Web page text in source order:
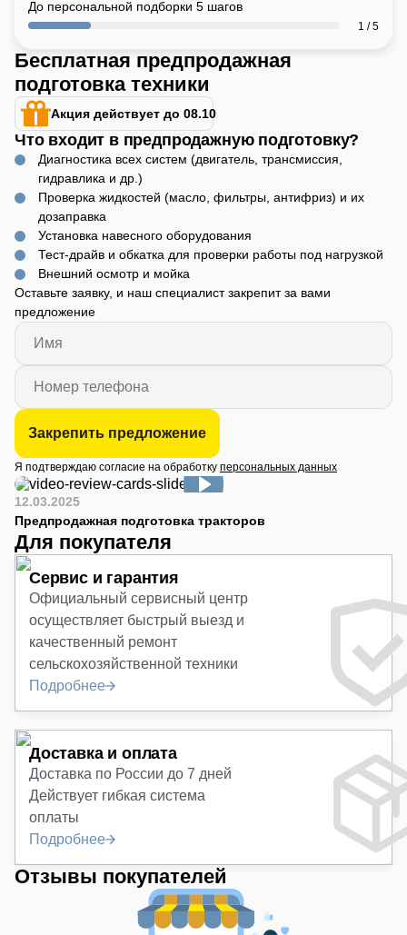
До персональной подборки 5 шагов
1 / 5
Бесплатная предпродажная
подготовка техники
Акция действует до 08.10
Что входит в предпродажную подготовку?
Диагностика всех систем (двигатель, трансмиссия,
гидравлика и др.)
Проверка жидкостей (масло, фильтры, антифриз) и их
дозаправка
Установка навесного оборудования
Тест-драйв и обкатка для проверки работы под нагрузкой
Внешний осмотр и мойка
Оставьте заявку, и наш специалист закрепит за вами
предложение
Закрепить предложение
Я подтверждаю согласие на обработку персональных данных
12.03.2025
Предпродажная подготовка тракторов
Для покупателя
Сервис и гарантия
Официальный сервисный центр
осуществляет быстрый выезд и
качественный ремонт
сельскохозяйственной техники
Подробнее
Доставка и оплата
Доставка по России до 7 дней
Действует гибкая система
оплаты
Подробнее
Отзывы покупателей